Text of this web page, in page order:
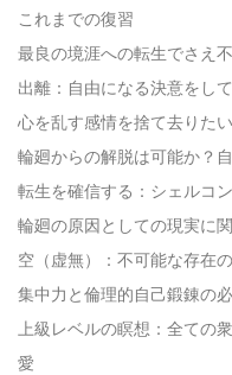
これまでの復習
最良の境涯への転生でさえ
出離：自由になる決意をし
心を乱す感情を捨て去りた
輪廻からの解脱は可能か？
転生を確信する：シェルコ
輪廻の原因としての現実に
空（虚無）：不可能な存在
集中力と倫理的自己鍛錬の
上級レベルの瞑想：全ての
愛